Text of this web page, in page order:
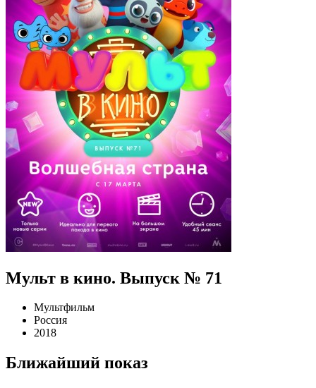
Мульт в кино. Выпуск № 71
Мультфильм
Россия
2018
Ближайший показ